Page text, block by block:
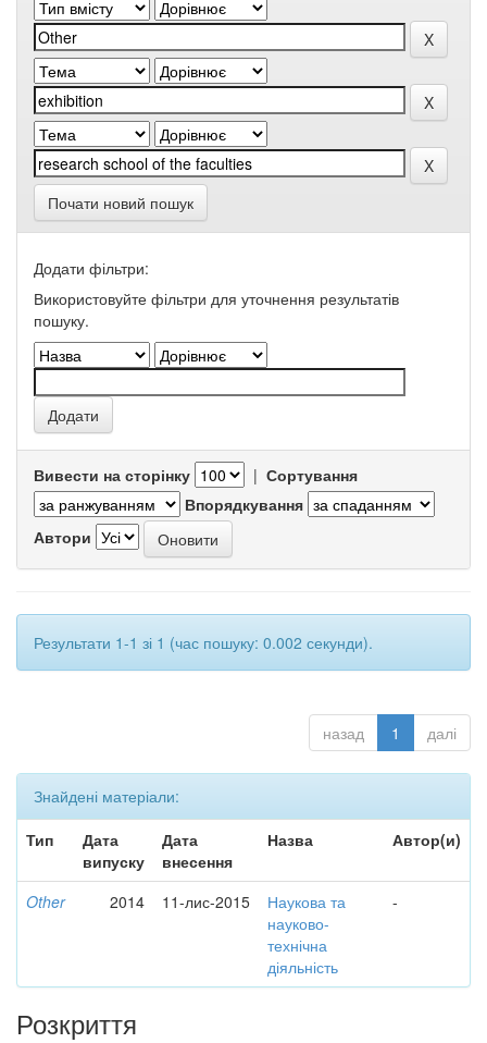
Почати новий пошук
Додати фільтри:
Використовуйте фільтри для уточнення результатів
пошуку.
Вивести на сторінку | Сортування
Впорядкування
Автори
Результати 1-1 зі 1 (час пошуку: 0.002 секунди).
назад 1 далі
Знайдені матеріали:
Тип
Дата
випуску
Дата
внесення
Назва Автор(и)
Other 2014 11-лис-2015
Наукова та
науково-
технічна
діяльність
-
Розкриття